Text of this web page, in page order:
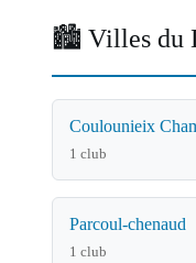
🏙️ Villes du
Coulounieix
1 club
Parcoul-chenaud
1 club